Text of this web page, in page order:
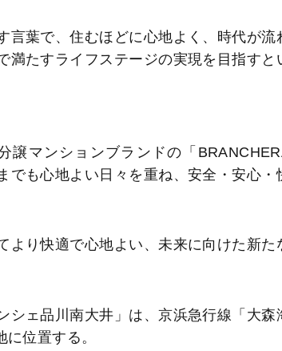
葉で、住むほどに心地よく、時代が流
満たすライフステージの実現を目指すと
マンションブランドの「
でも心地よい日々を重ね、安全・安心・
り快適で心地よい、未来に向けた新た
ェ品川南大井」は、京浜急行線「大森
位置する。